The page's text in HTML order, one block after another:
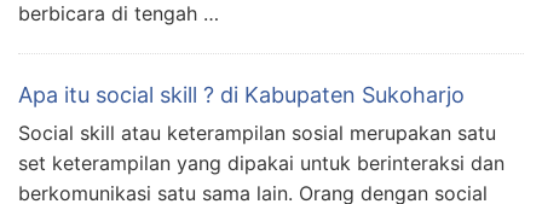
berbicara di tengah …
Apa itu social skill ? di Kabupaten Sukoharjo
Social skill atau keterampilan sosial merupakan satu
set keterampilan yang dipakai untuk berinteraksi dan
berkomunikasi satu sama lain. Orang dengan social